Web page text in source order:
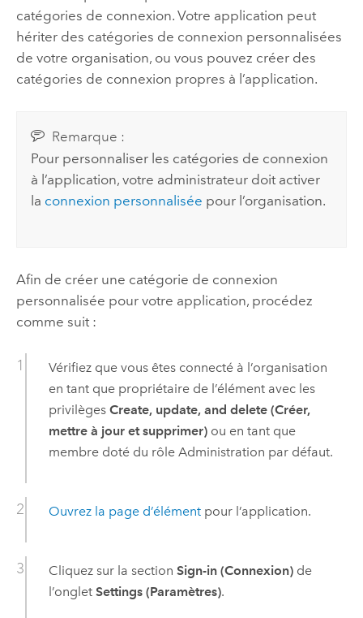
catégories de connexion. Votre application peut
hériter des catégories de connexion personnalisées
de votre organisation, ou vous pouvez créer des
catégories de connexion propres à l’application.
Remarque :
Pour personnaliser les catégories de connexion
à l’application, votre administrateur doit activer
la connexion personnalisée pour l’organisation.
Afin de créer une catégorie de connexion
personnalisée pour votre application, procédez
comme suit :
Vérifiez que vous êtes connecté à l’organisation
en tant que propriétaire de l’élément avec les
privilèges Create, update, and delete (Créer,
mettre à jour et supprimer)ou en tant que
membre doté du rôle Administration par défaut.
Ouvrez la page d’élémentpour l’application.
Cliquez sur la section Sign-in (Connexion)de
l’onglet Settings (Paramètres).